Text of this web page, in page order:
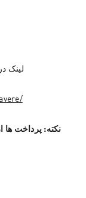
لینک
نکته: پرداخت ها